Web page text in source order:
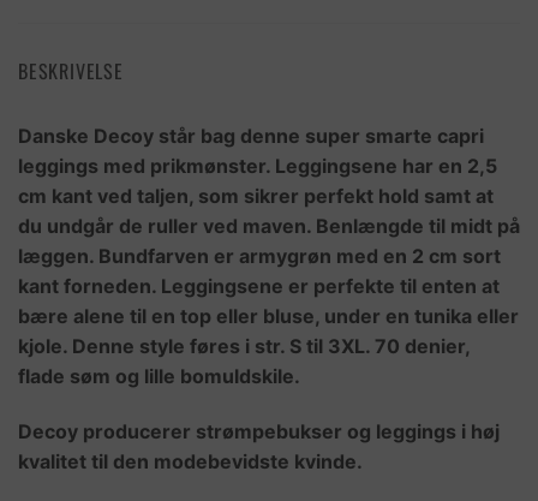
BESKRIVELSE
Danske Decoy står bag denne super smarte capri
leggings med prikmønster. Leggingsene har en 2,5
cm kant ved taljen, som sikrer perfekt hold samt at
du undgår de ruller ved maven. Benlængde til midt på
læggen. Bundfarven er armygrøn med en 2 cm sort
kant forneden. Leggingsene er perfekte til enten at
bære alene til en top eller bluse, under en tunika eller
kjole. Denne style føres i str. S til 3XL. 70 denier,
flade søm og lille bomuldskile.
Decoy producerer strømpebukser og leggings i høj
kvalitet til den modebevidste kvinde.